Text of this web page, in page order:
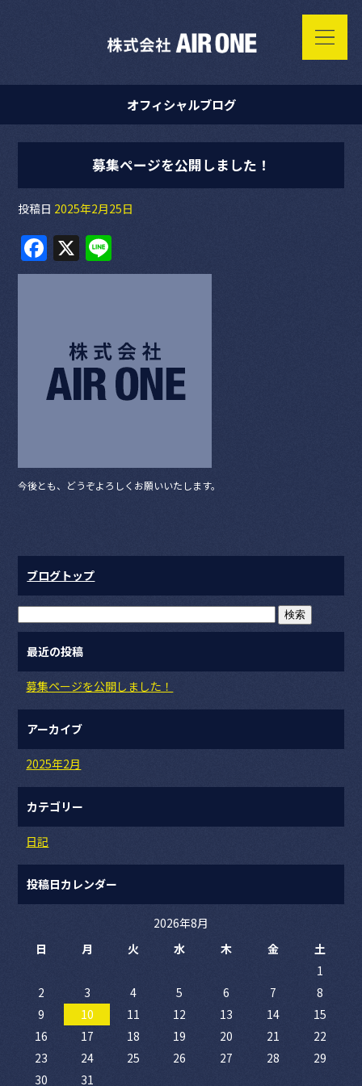
オフィシャルブログ
募集ページを公開しました！
投稿日 2025年2月25日
F
a
o
o
X
n
今後とも、どうぞよろしくお願いいたします。
ブログトップ
最近の投稿
募集ページを公開しました！
アーカイブ
2025年2月
カテゴリー
日記
投稿日カレンダー
2026年8月
日
月 火 水 木 金
土
1
2
3 4 5 6 7
8
9
10 11 12 13 14
15
16
17 18 19 20 21
22
23
24 25 26 27 28
29
30
31